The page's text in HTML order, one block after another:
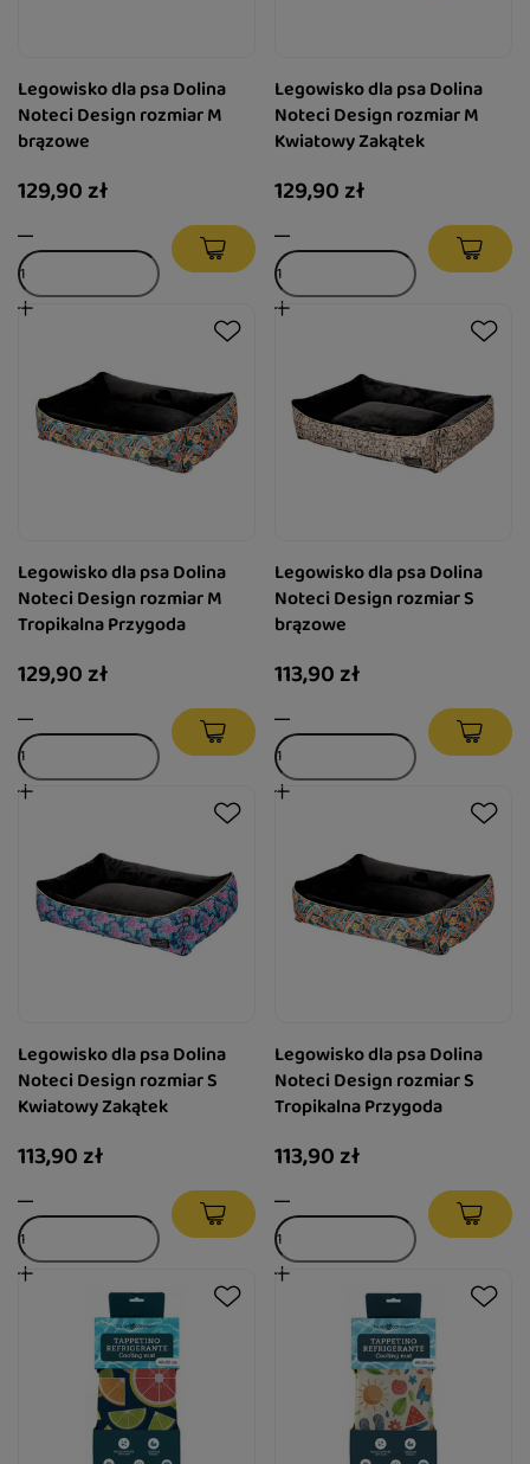
Legowisko dla psa Dolina
Noteci Design rozmiar M
brązowe
129,90 zł
Legowisko dla psa Dolina
Noteci Design rozmiar M
Kwiatowy Zakątek
129,90 zł
Legowisko dla psa Dolina
Noteci Design rozmiar M
Tropikalna Przygoda
129,90 zł
Legowisko dla psa Dolina
Noteci Design rozmiar S
brązowe
113,90 zł
Legowisko dla psa Dolina
Noteci Design rozmiar S
Kwiatowy Zakątek
113,90 zł
Legowisko dla psa Dolina
Noteci Design rozmiar S
Tropikalna Przygoda
113,90 zł